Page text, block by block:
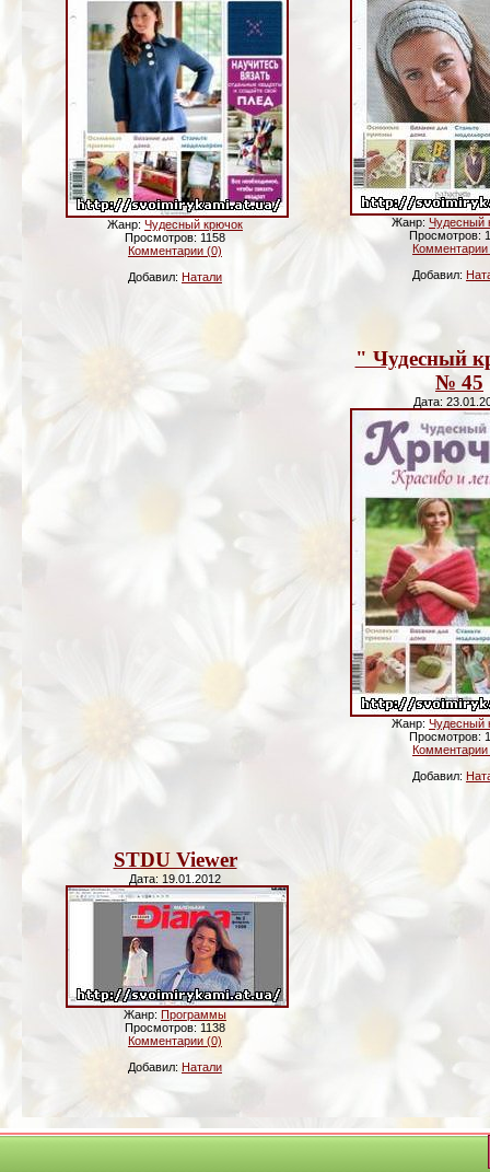
Жанр: Чудесный крючок
Просмотров: 1158
Комментарии (0)
Добавил: Натали
Жанр: Чудесный
Просмотров:
Добавил:
" Чудесный
№ 45
Дата:
Жанр: Чудесный
Просмотров:
Добавил:
STDU Viewer
Дата: 19.01.2012
Жанр: Программы
Просмотров: 1138
Комментарии (0)
Добавил: Натали